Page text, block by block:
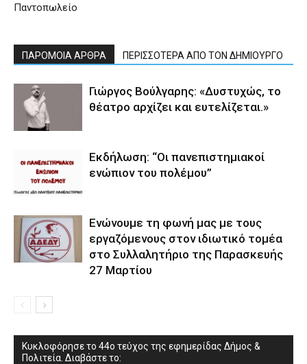
Παντοπωλείο
ΠΑΡΟΜΟΙΑ ΑΡΘΡΑ ΠΕΡΙΣΣΟΤΕΡΑ ΑΠΟ ΤΟΝ ΔΗΜΙΟΥΡΓΟ
Γιώργος Βούλγαρης: «Δυστυχώς, το
θέατρο αρχίζει και ευτελίζεται.»
Εκδήλωση: “Οι πανεπιστημιακοί
ενώπιον του πολέμου”
Ενώνουμε τη φωνή μας με τους
εργαζόμενους στον ιδιωτικό τομέα
στο Συλλαλητήριο της Παρασκευής
27 Μαρτίου
Κυκλοφόρησε το 44ο τεύχος της εφημερίδας Δήμος &
Πολιτεία. Διαβάστε το: